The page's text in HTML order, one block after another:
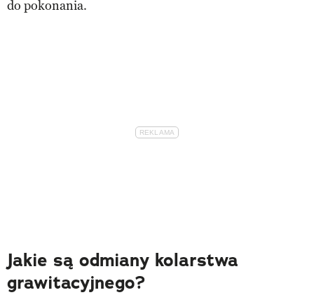
do pokonania.
Jakie są odmiany kolarstwa
grawitacyjnego?